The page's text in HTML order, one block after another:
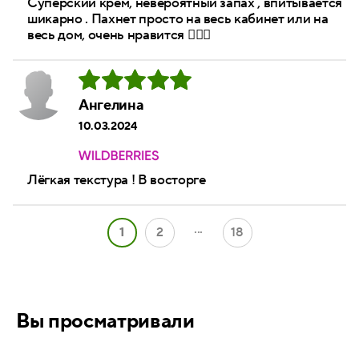
шикарно . Пахнет просто на весь кабинет или на
весь дом, очень нравится 👍🏻😍
Ангелина
10.03.2024
Лёгкая текстура ! В восторге
1 2 ... 18
Вы просматривали